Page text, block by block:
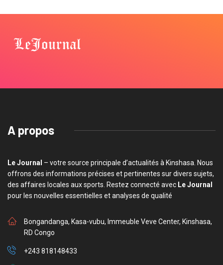
A propos
Le Journal – votre source principale d’actualités à Kinshasa. Nous
offrons des informations précises et pertinentes sur divers sujets,
des affaires locales aux sports. Restez connecté avec Le Journal
pour les nouvelles essentielles et analyses de qualité
Bongandanga, Kasa-vubu, Immeuble Veve Center, Kinshasa,
RD Congo
+243 818148433